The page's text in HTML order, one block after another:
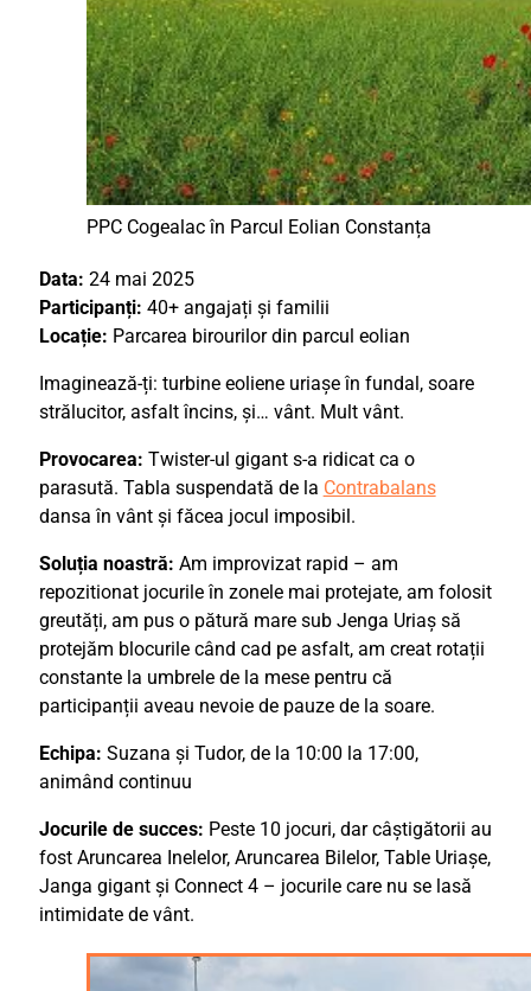
PPC Cogealac în Parcul Eolian Constanța
Data: 24 mai 2025
Participanți: 40+ angajați și familii
Locație: Parcarea birourilor din parcul eolian
Imaginează-ți: turbine eoliene uriașe în fundal, soare
strălucitor, asfalt încins, și… vânt. Mult vânt.
Provocarea: Twister-ul gigant s-a ridicat ca o
parasută. Tabla suspendată de la Contrabalans
dansa în vânt și făcea jocul imposibil.
Soluția noastră: Am improvizat rapid – am
repozitionat jocurile în zonele mai protejate, am folosit
greutăți, am pus o pătură mare sub Jenga Uriaș să
protejăm blocurile când cad pe asfalt, am creat rotații
constante la umbrele de la mese pentru că
participanții aveau nevoie de pauze de la soare.
Echipa: Suzana și Tudor, de la 10:00 la 17:00,
animând continuu
Jocurile de succes: Peste 10 jocuri, dar câștigătorii au
fost Aruncarea Inelelor, Aruncarea Bilelor, Table Uriașe,
Janga gigant și Connect 4 – jocurile care nu se lasă
intimidate de vânt.